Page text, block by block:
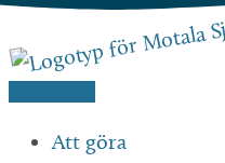
till
innehåll
Att göra